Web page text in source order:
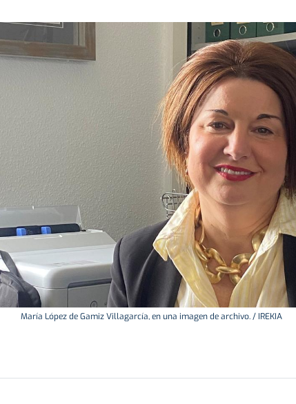
María López de Gamiz Villagarcía, en una imagen de archivo. / IREKIA